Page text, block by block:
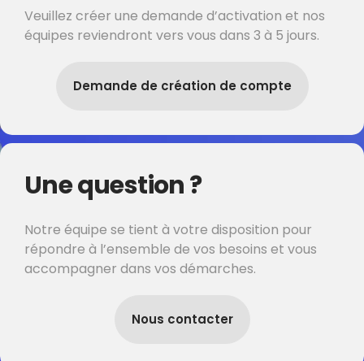
Veuillez créer une demande d’activation et nos
équipes reviendront vers vous dans 3 à 5 jours.
Demande de création de compte
Une question ?
Notre équipe se tient à votre disposition pour
répondre à l’ensemble de vos besoins et vous
accompagner dans vos démarches.
Nous contacter